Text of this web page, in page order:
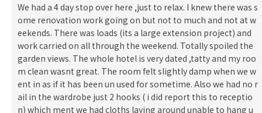
We had a 4 day stop over here ,just to relax. I knew there was s
ome renovation work going on but not to much and not at w
eekends. There was loads (its a large extension project) and
work carried on all through the weekend. Totally spoiled the
garden views. The whole hotel is very dated ,tatty and my roo
m clean wasnt great. The room felt slightly damp when we w
ent in as if it has been un used for sometime. Also we had no r
ail in the wardrobe just 2 hooks ( i did report this to receptio
n) which ment we had cloths laying around unable to hang u